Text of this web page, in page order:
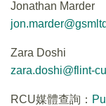
Jonathan Marder
Zara Doshi
zara.doshi@flint-
RCU媒體查詢：